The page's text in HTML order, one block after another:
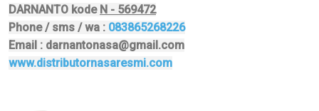
DARNANTO kode N - 569472
Phone / sms / wa : 083865268226
Email : darnantonasa@gmail.com
www.distributornasaresmi.com